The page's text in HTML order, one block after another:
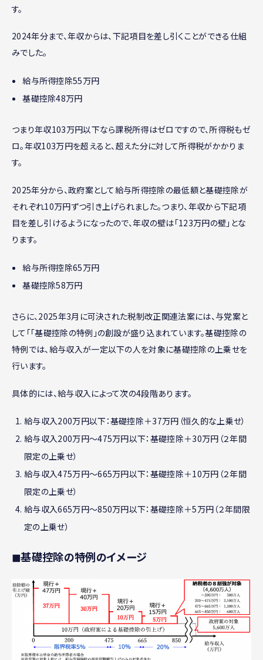
す。
2024年分まで、年収からは、下記項目を差し引くことができる仕組
みでした。
給与所得控除55万円
基礎控除48万円
つまり年収103万円以下なら課税所得はゼロですので、所得税もゼ
ロ。年収103万円を超えると、超えた分に対して所得税がかかりま
す。
2025年分から、政府案として給与所得控除の最低額と基礎控除が
それぞれ10万円ずつ引き上げられました。つまり、年収から下記項
目を差し引けるようになったので、年収の壁は「123万円の壁」とな
ります。
給与所得控除65万円
基礎控除58万円
さらに、2025年3月に可決された税制改正関連法案には、与党案と
して「「基礎控除の特例」の創設が盛り込まれています。基礎控除の
特例では、給与収入が一定以下の人を対象に基礎控除の上乗せを
行います。
具体的には、給与収入によって次の4段階あります。
給与収入200万円以下：基礎控除＋37万円（恒久的な上乗せ）
給与収入200万円～475万円以下：基礎控除＋30万円（２年間
限定の上乗せ）
給与収入475万円～665万円以下：基礎控除＋10万円（２年間
限定の上乗せ）
給与収入665万円～850万円以下：基礎控除＋5万円（２年間限
定の上乗せ）
◼︎基礎控除の特例のイメージ